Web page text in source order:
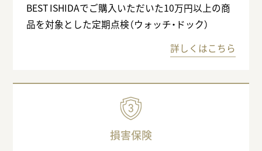
BEST ISHIDAでご購入いただいた10万円以上の商
品を対象とした定期点検（ウォッチ・ドック）
詳しくはこちら
損害保険